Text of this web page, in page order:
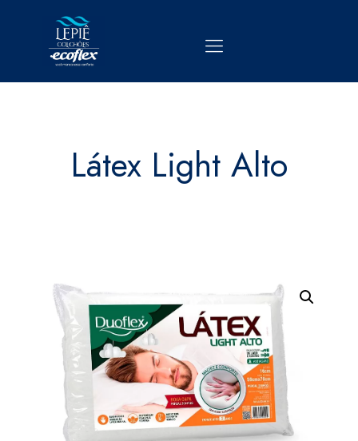
Látex Light Alto